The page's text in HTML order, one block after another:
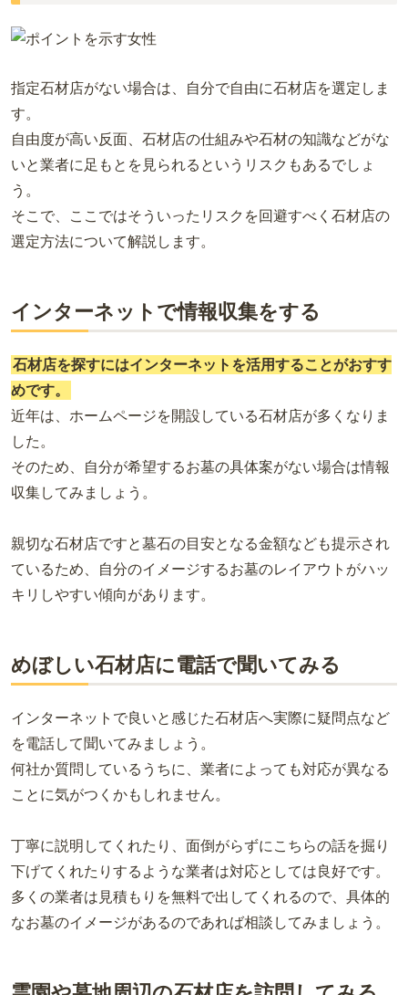
指定石材店がない場合は、自分で自由に石材店を選定しま
す。
自由度が高い反面、石材店の仕組みや石材の知識などがな
いと業者に足もとを見られるというリスクもあるでしょ
う。
そこで、ここではそういったリスクを回避すべく石材店の
選定方法について解説します。
インターネットで情報収集をする
石材店を探すにはインターネットを活用することがおすす
めです。
近年は、ホームページを開設している石材店が多くなりま
した。
そのため、自分が希望するお墓の具体案がない場合は情報
収集してみましょう。
親切な石材店ですと墓石の目安となる金額なども提示され
ているため、自分のイメージするお墓のレイアウトがハッ
キリしやすい傾向があります。
めぼしい石材店に電話で聞いてみる
インターネットで良いと感じた石材店へ実際に疑問点など
を電話して聞いてみましょう。
何社か質問しているうちに、業者によっても対応が異なる
ことに気がつくかもしれません。
丁寧に説明してくれたり、面倒がらずにこちらの話を掘り
下げてくれたりするような業者は対応としては良好です。
多くの業者は見積もりを無料で出してくれるので、具体的
なお墓のイメージがあるのであれば相談してみましょう。